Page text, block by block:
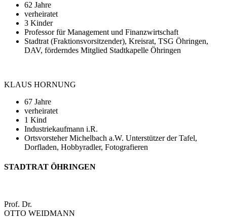
62 Jahre
verheiratet
3 Kinder
Professor für Management und Finanzwirtschaft
Stadtrat (Fraktionsvorsitzender), Kreisrat, TSG Öhringen,
DAV, förderndes Mitglied Stadtkapelle Öhringen
KLAUS HORNUNG
67 Jahre
verheiratet
1 Kind
Industriekaufmann i.R.
Ortsvorsteher Michelbach a.W. Unterstützer der Tafel,
Dorfladen, Hobbyradler, Fotografieren
STADTRAT ÖHRINGEN
Prof. Dr.
OTTO WEIDMANN